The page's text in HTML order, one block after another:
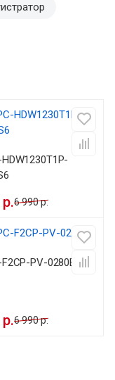
6 990 р.
PV-0280B
6 990 р.